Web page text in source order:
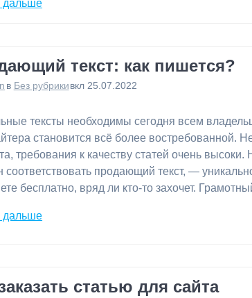
дальше
текст: как пишется?
в Без рубрикивкл 25.07.2022
тексты необходимы сегодня всем
становится всё более востребованной.
требования к качеству статей очень
соответствовать продающий текст, —
бесплатно, вряд ли кто-то захочет.
дальше
статью для сайта